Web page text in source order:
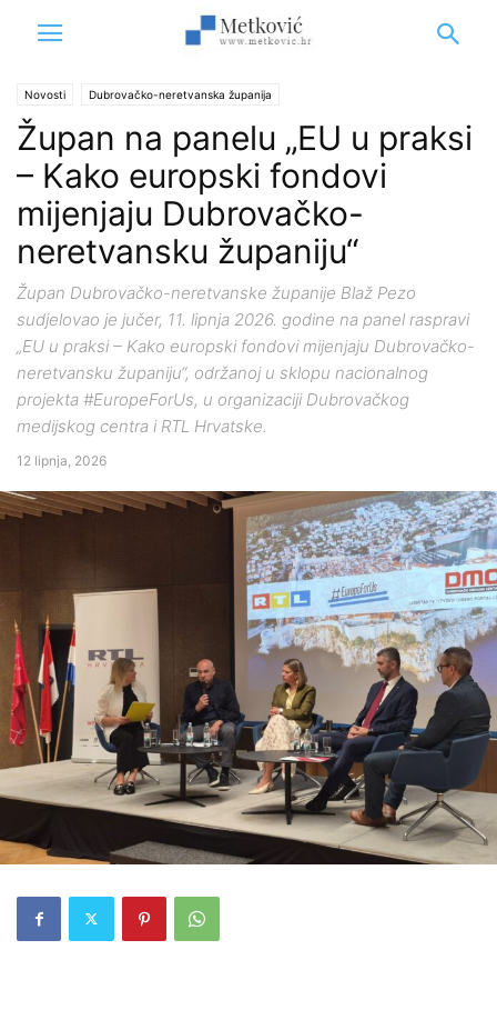
Novosti Dubrovačko-neretvanska županija
Župan na panelu „EU u praksi
– Kako europski fondovi
mijenjaju Dubrovačko-
neretvansku županiju“
Župan Dubrovačko-neretvanske županije Blaž Pezo
sudjelovao je jučer, 11. lipnja 2026. godine na panel raspravi
„EU u praksi – Kako europski fondovi mijenjaju Dubrovačko-
neretvansku županiju“, održanoj u sklopu nacionalnog
projekta #EuropeForUs, u organizaciji Dubrovačkog
medijskog centra i RTL Hrvatske.
12 lipnja, 2026